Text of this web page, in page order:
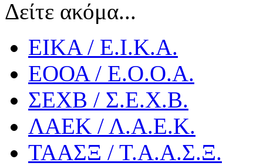
Δείτε ακόμα...
ΕΙΚΑ / Ε.Ι.Κ.Α.
ΕΟΟΑ / Ε.Ο.Ο.Α.
ΣΕΧΒ / Σ.Ε.Χ.Β.
ΛΑΕΚ / Λ.Α.Ε.Κ.
ΤΑΑΣΞ / Τ.Α.Α.Σ.Ξ.